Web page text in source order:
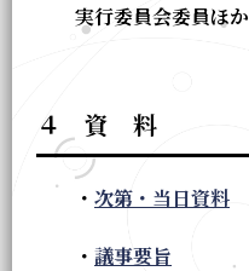
実行委員会委員ほか
４ 資 料
・ 次第・当日資料
・ 議事要旨